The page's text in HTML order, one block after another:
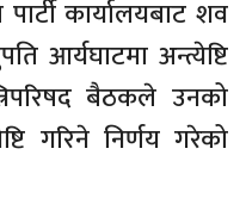
कार्यालयबाट शव
आर्यघाटमा अन्त्येष्टि
बैठकले उनको
गरिने निर्णय गरेको